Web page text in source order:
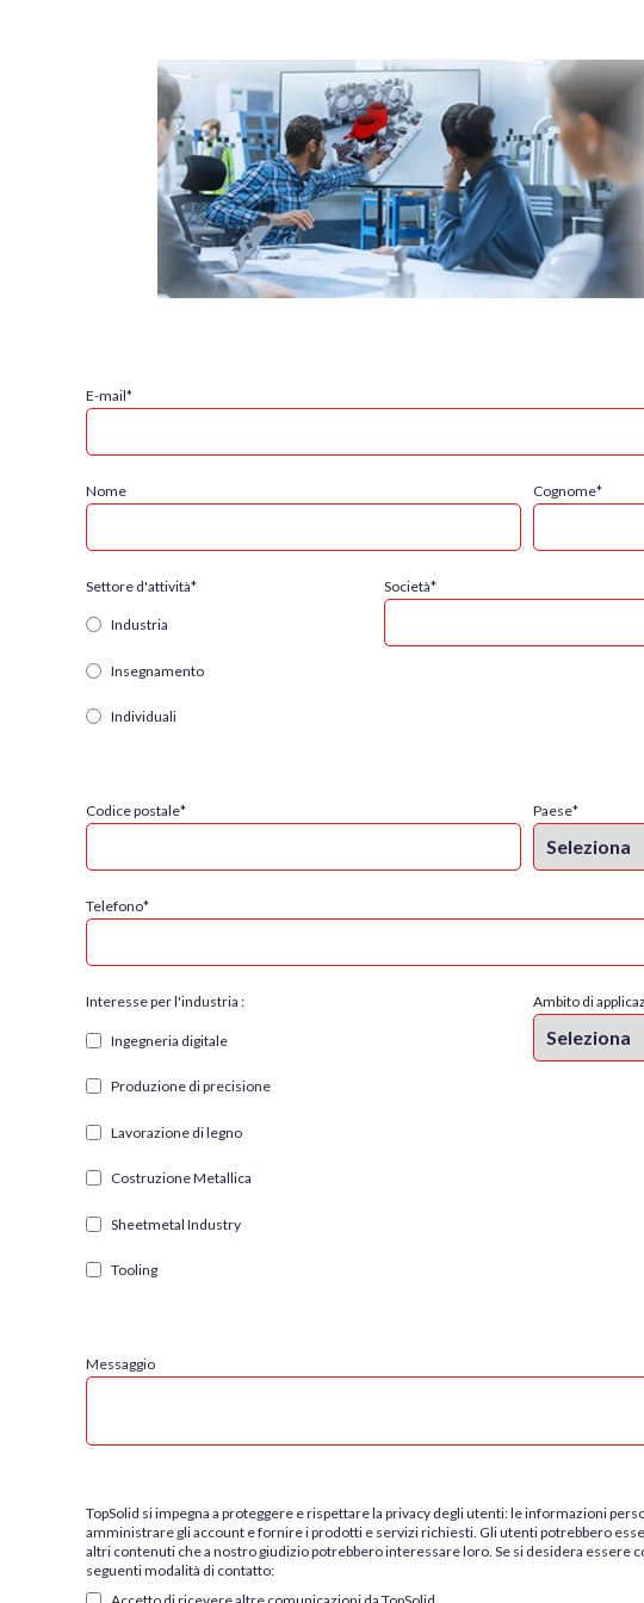
E-mail*
Nome Cognome*
Settore d'attività*
Industria
Insegnamento
Individuali
Società*
Codice postale* Paese*
Telefono*
Interesse per l'industria :
Ingegneria digitale
Produzione di precisione
Lavorazione di legno
Costruzione Metallica
Sheetmetal Industry
Tooling
Ambito di
Messaggio
TopSolid si impegna a proteggere e rispettare la privacy degli utenti: le informazioni
amministrare gli account e fornire i prodotti e servizi richiesti. Gli utenti potrebbero
altri contenuti che a nostro giudizio potrebbero interessare loro. Se si desidera essere
seguenti modalità di contatto: